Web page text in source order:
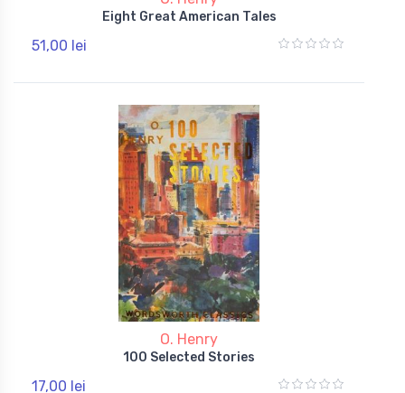
Eight Great American Tales
51,00 lei
O. Henry
100 Selected Stories
17,00 lei